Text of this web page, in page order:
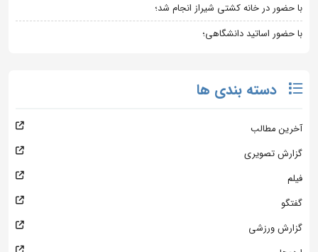
با حضور در خانه کشتی شیراز انجام شد؛
با حضور اساتید دانشگاهی؛
دسته بندی ها
آخرین مطالب
گزارش تصویری
فیلم
گفتگو
گزارش ورزشی